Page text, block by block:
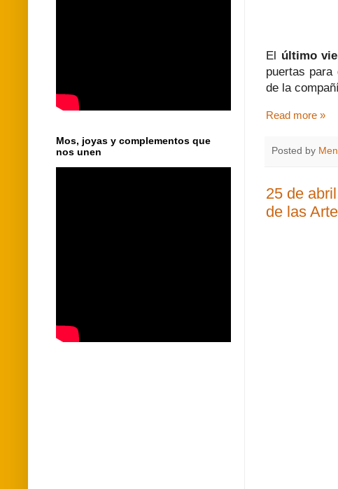
El último
puertas para
de la
Read more »
Posted by
25 de
de las
Mos, joyas y complementos que
nos unen